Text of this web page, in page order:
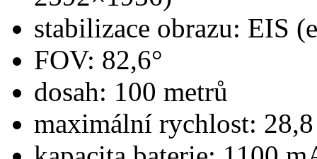
stabilizace obrazu: EIS
FOV: 82,6°
dosah: 100 metrů
maximální rychlost: